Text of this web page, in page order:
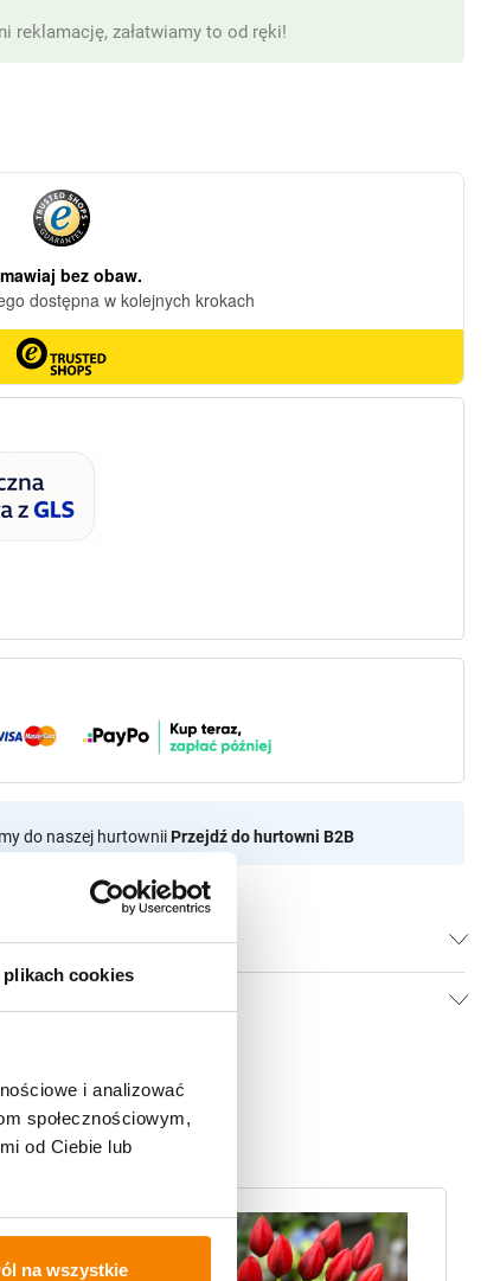
plikach cookies
i analizować
społecznościowym,
od Ciebie lub
na wszystkie
reklamację, załatwiamy to od ręki!
do naszej hurtowniiPrzejdź do hurtowni B2B